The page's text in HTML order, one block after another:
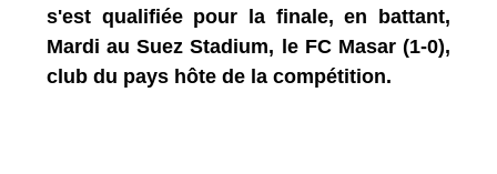
s'est qualifiée pour la finale, en battant,
Mardi au Suez Stadium, le FC Masar (1-0),
club du pays hôte de la compétition.